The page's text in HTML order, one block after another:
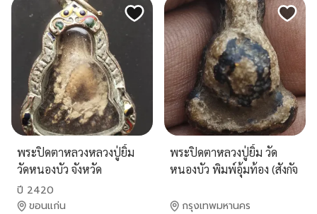
พระปิดตาหลวงหลวงปู่ยิ้ม
วัดหนองบัว จังหวัด
กาญจนบุรี
ปี 2420
ขอนแก่น
พระปิดตาหลวงปู่ยิ้ม วัด
หนองบัว พิมพ์อุ้มท้อง (สังกัจ
วัดหนองบัว จ.กาญจนบุรี
กรุงเทพมหานคร